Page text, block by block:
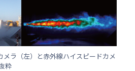
メラ（左）と赤外線ハイスピードカメ
粋